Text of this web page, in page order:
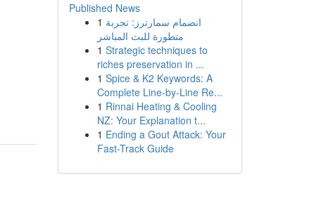
Published News
1 انضمام سمارترز: تجربة
متطورة للبث المباشر
1 Strategic techniques to
riches preservation in ...
1 Spice & K2 Keywords: A
Complete Line-by-Line Re...
1 Rinnai Heating & Cooling
NZ: Your Explanation t...
1 Ending a Gout Attack: Your
Fast-Track Guide